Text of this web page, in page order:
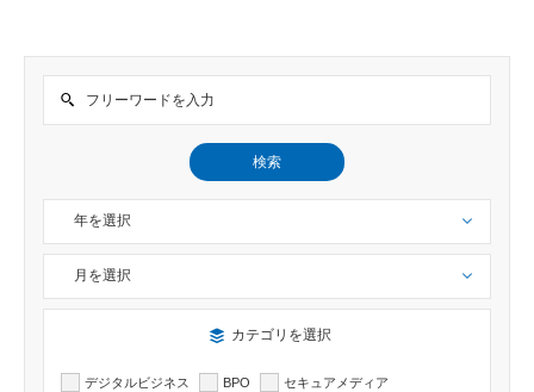
検索
年を選択
月を選択
検索したい記事のカテゴリーを選択出来ます
カテゴリを選択
デジタルビジネス BPO セキュアメディア